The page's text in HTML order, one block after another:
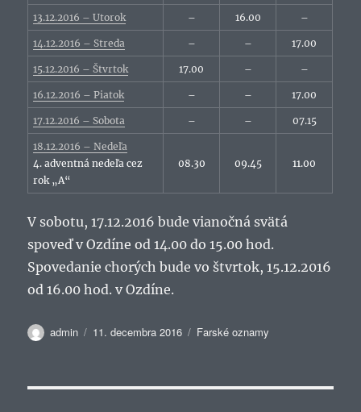
13.12.2016 – Utorok – 16.00 –
14.12.2016 – Streda – – 17.00
15.12.2016 – Štvrtok 17.00 – –
16.12.2016 – Piatok – – 17.00
17.12.2016 – Sobota – – 07.15
18.12.2016 – Nedeľa
4. adventná nedeľa cez
rok „A“
08.30 09.45 11.00
V sobotu, 17.12.2016 bude vianočná svätá
spoveď v Ozdíne od 14.00 do 15.00 hod.
Spovedanie chorých bude vo štvrtok, 15.12.2016
od 16.00 hod. v Ozdíne.
Autor
admin Publikované
11. decembra 2016 Kategórie
Farské oznamy